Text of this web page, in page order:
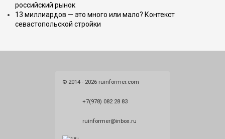
российский рынок
13 миллиардов — это много или мало? Контекст
севастопольской стройки
© 2014 - 2026 ruinformer.com
+7(978) 082 28 83
ruinformer@inbox.ru